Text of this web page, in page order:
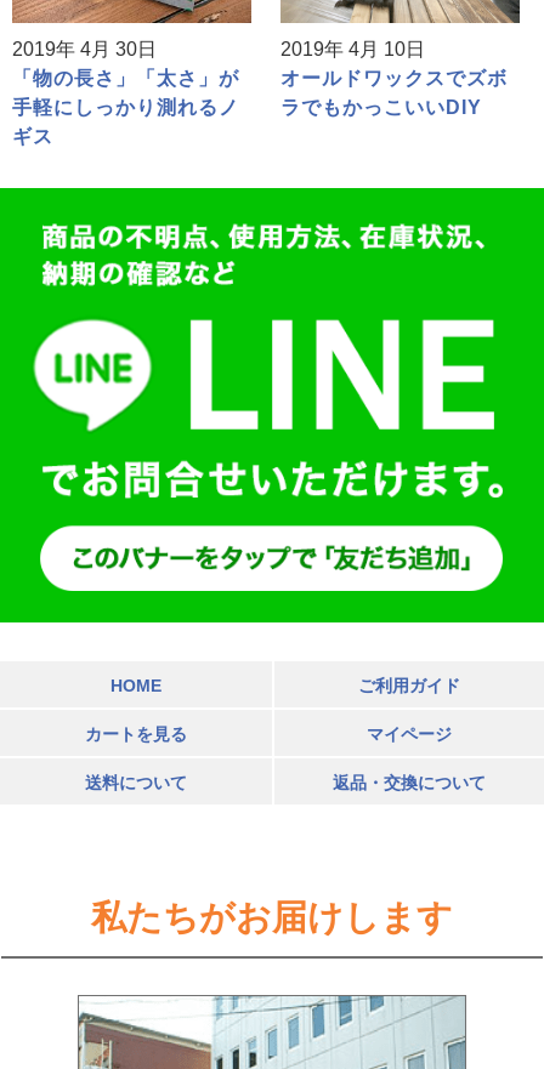
2019年 4月 30日
「物の長さ」「太さ」が
手軽にしっかり測れるノ
ギス
2019年 4月 10日
オールドワックスでズボ
ラでもかっこいいDIY
HOME ご利用ガイド
カートを見る マイページ
送料について 返品・交換について
私たちがお届けします